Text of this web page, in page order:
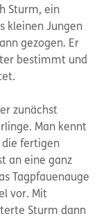
Sturm, ein
kleinen Jungen
gezogen. Er
bestimmt und
zunächst
Man kennt
die fertigen
an eine ganz
Tagpfauenauge
vor. Mit
Sturm dann